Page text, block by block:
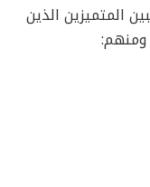
المتميزين الذين
ومنهم: